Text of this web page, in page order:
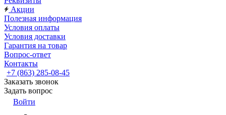
Акции
Полезная информация
Условия оплаты
Условия доставки
Гарантия на товар
Вопрос-ответ
Контакты
+7 (863) 285-08-45
Заказать звонок
Задать вопрос
Войти